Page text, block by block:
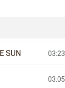
SUN 03:23
03:05